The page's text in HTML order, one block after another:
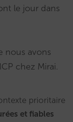
le jour dans
nous avons
chez Mirai.
prioritaire
et fiables